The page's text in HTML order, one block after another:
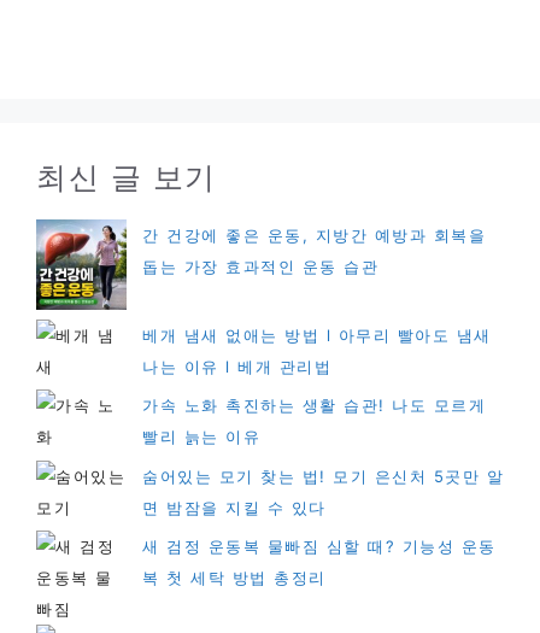
최신 글 보기
간 건강에 좋은 운동, 지방간 예방과 회복을
돕는 가장 효과적인 운동 습관
베개 냄새 없애는 방법 l 아무리 빨아도 냄새
나는 이유 l 베개 관리법
가속 노화 촉진하는 생활 습관! 나도 모르게
빨리 늙는 이유
숨어있는 모기 찾는 법! 모기 은신처 5곳만 알
면 밤잠을 지킬 수 있다
새 검정 운동복 물빠짐 심할 때? 기능성 운동
복 첫 세탁 방법 총정리